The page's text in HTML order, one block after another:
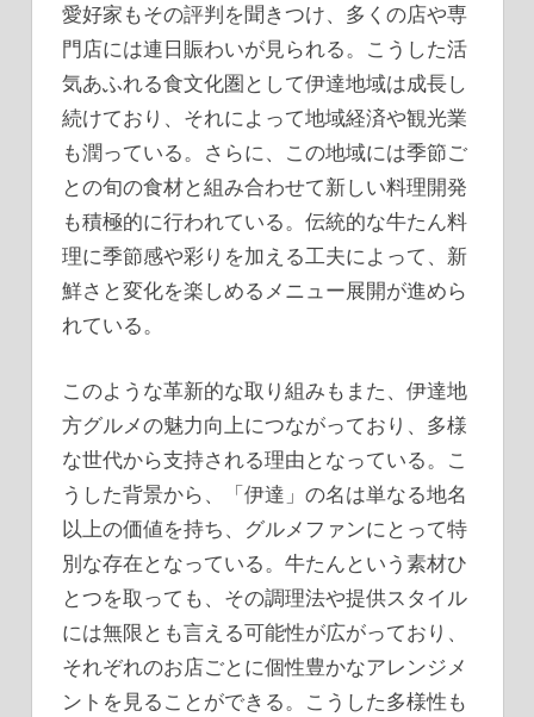
愛好家もその評判を聞きつけ、多くの店や専
門店には連日賑わいが見られる。こうした活
気あふれる食文化圏として伊達地域は成長し
続けており、それによって地域経済や観光業
も潤っている。さらに、この地域には季節ご
との旬の食材と組み合わせて新しい料理開発
も積極的に行われている。伝統的な牛たん料
理に季節感や彩りを加える工夫によって、新
鮮さと変化を楽しめるメニュー展開が進めら
れている。
このような革新的な取り組みもまた、伊達地
方グルメの魅力向上につながっており、多様
な世代から支持される理由となっている。こ
うした背景から、「伊達」の名は単なる地名
以上の価値を持ち、グルメファンにとって特
別な存在となっている。牛たんという素材ひ
とつを取っても、その調理法や提供スタイル
には無限とも言える可能性が広がっており、
それぞれのお店ごとに個性豊かなアレンジメ
ントを見ることができる。こうした多様性も